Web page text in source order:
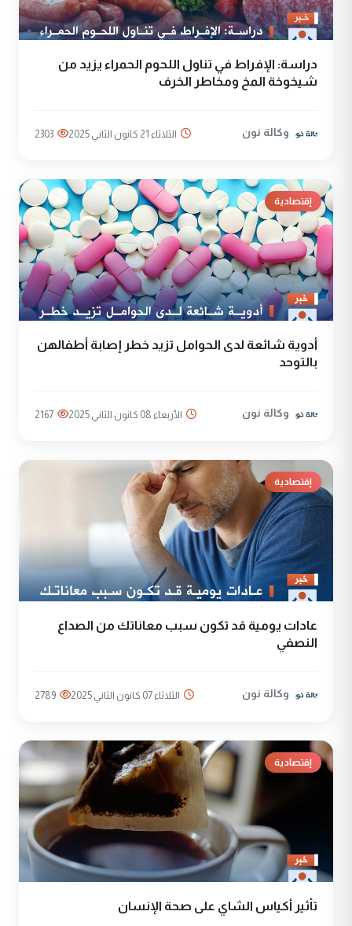
دراسة: الإفراط في تناول اللحوم الحمراء يزيد من
شيخوخة المخ ومخاطر الخرف
وكالة نون الثلاثاء 21 كانون الثاني 2025 2303
إقتصادية
أدوية شائعة لدى الحوامل تزيد خطر إصابة أطفالهن
بالتوحد
وكالة نون الأربعاء 08 كانون الثاني 2025 2167
إقتصادية
عادات يومية قد تكون سبب معاناتك من الصداع
النصفي
وكالة نون الثلاثاء 07 كانون الثاني 2025 2789
إقتصادية
تأثير أكياس الشاي على صحة الإنسان